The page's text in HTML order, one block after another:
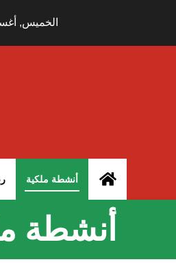
الخميس, أغسطس
الرئيسية – MCG24أنشطة ملكية
أنشطة